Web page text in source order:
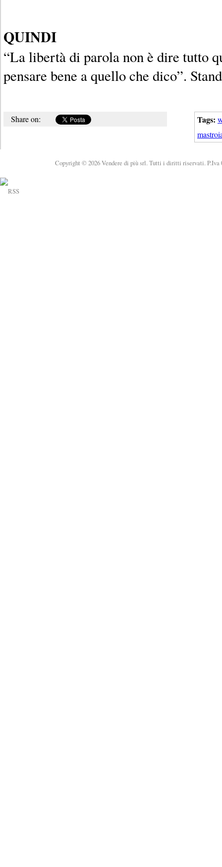
QUINDI
“La libertà di parola non è dire tutto
pensare bene a quello che dico”.
Tags:
Share on:
Copyright © 2026 Vendere di più srl. Tutti i diritti riservati. P.Iva